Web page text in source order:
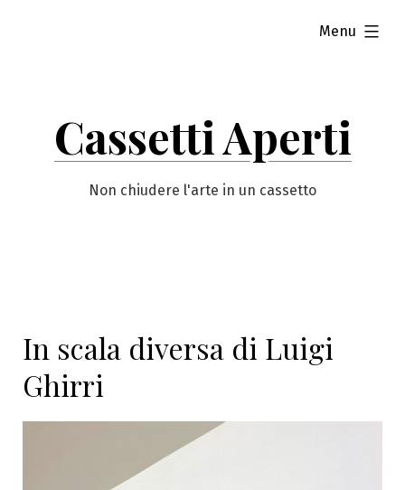
Cassetti Aperti
Non chiudere l'arte in un cassetto
Menu
esteso
In scala diversa di Luigi
Ghirri